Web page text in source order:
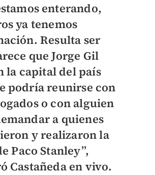
enterando,
ya tenemos
Resulta ser
que Jorge Gil
la capital del país
podría reunirse con
o con alguien
a quienes
y realizaron la
Paco Stanley”,
Castañeda en vivo.